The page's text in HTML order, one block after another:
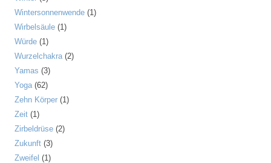
Wintersonnenwende (1)
Wirbelsäule (1)
Würde (1)
Wurzelchakra(2)
Yamas (3)
Yoga(62)
Zehn Körper (1)
Zeit (1)
Zirbeldrüse (2)
Zukunft (3)
Zweifel (1)